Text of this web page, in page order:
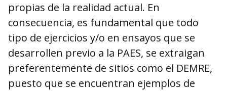
propias de la realidad actual. En
consecuencia, es fundamental que todo
tipo de ejercicios y/o en ensayos que se
desarrollen previo a la PAES, se extraigan
preferentemente de sitios como el DEMRE,
puesto que se encuentran ejemplos de